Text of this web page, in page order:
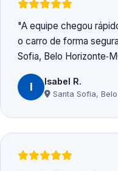
A equipe chegou
o carro de forma
Sofia, Belo
I Isabel R.
Santa Sofia,